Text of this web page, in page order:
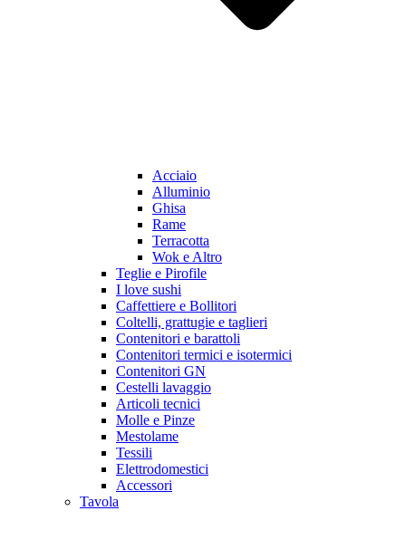
Acciaio
Alluminio
Ghisa
Rame
Terracotta
Wok e Altro
Teglie e Pirofile
I love sushi
Caffettiere e Bollitori
Coltelli, grattugie e taglieri
Contenitori e barattoli
Contenitori termici e isotermici
Contenitori GN
Cestelli lavaggio
Articoli tecnici
Molle e Pinze
Mestolame
Tessili
Elettrodomestici
Accessori
Tavola